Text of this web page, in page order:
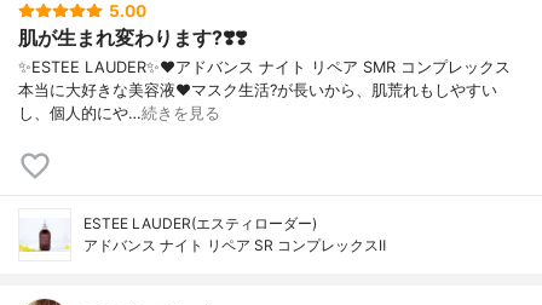
5.00
肌が生まれ変わります?❣️❣️
✨ESTEE LAUDER✨❤︎アドバンス ナイト リペア SMR コンプレックス
本当に大好きな美容液❤️マスク生活?が長いから、肌荒れもしやすい
し、個人的にや…続きを見る
ESTEE LAUDER(エスティローダー)
アドバンス ナイト リペア SR コンプレックスⅡ